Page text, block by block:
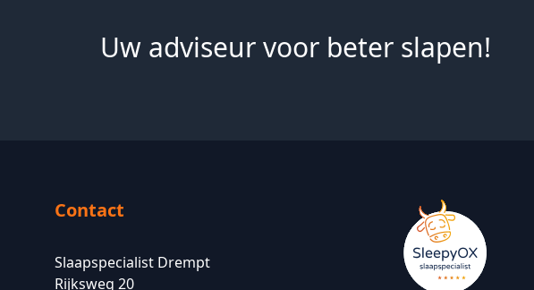
Uw adviseur voor beter slapen!
Contact
Slaapspecialist Drempt
Rijksweg 20